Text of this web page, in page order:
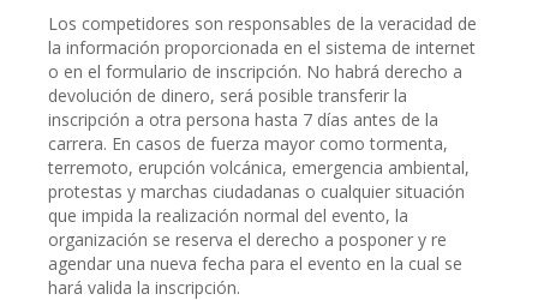
Los competidores son responsables de la veracidad de
la información proporcionada en el sistema de internet
o en el formulario de inscripción. No habrá derecho a
devolución de dinero, será posible transferir la
inscripción a otra persona hasta 7 días antes de la
carrera. En casos de fuerza mayor como tormenta,
terremoto, erupción volcánica, emergencia ambiental,
protestas y marchas ciudadanas o cualquier situación
que impida la realización normal del evento, la
organización se reserva el derecho a posponer y re
agendar una nueva fecha para el evento en la cual se
hará valida la inscripción.